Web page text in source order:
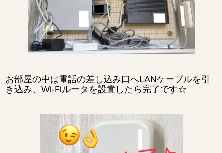
お部屋の中は電話の差し込み口へLANケーブルを引
き込み、Wi-Fiルータを設置したら完了です☆